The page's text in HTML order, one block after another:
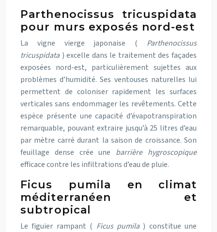
Parthenocissus tricuspidata
pour murs exposés nord-est
La vigne vierge japonaise ( Parthenocissus
tricuspidata ) excelle dans le traitement des façades
exposées nord-est, particulièrement sujettes aux
problèmes d’humidité. Ses ventouses naturelles lui
permettent de coloniser rapidement les surfaces
verticales sans endommager les revêtements. Cette
espèce présente une capacité d’évapotranspiration
remarquable, pouvant extraire jusqu’à 25 litres d’eau
par mètre carré durant la saison de croissance. Son
feuillage dense crée une barrière hygroscopique
efficace contre les infiltrations d’eau de pluie.
Ficus pumila en climat
méditerranéen et
subtropical
Le figuier rampant ( Ficus pumila ) constitue une